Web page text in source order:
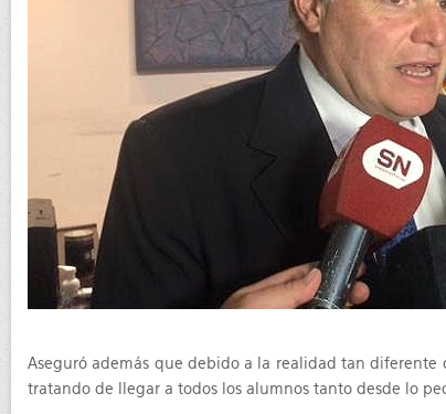
Aseguró además que debido a la realidad tan
tratando de llegar a todos los alumnos tanto desde lo